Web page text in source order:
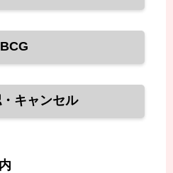
BCG
キャンセル